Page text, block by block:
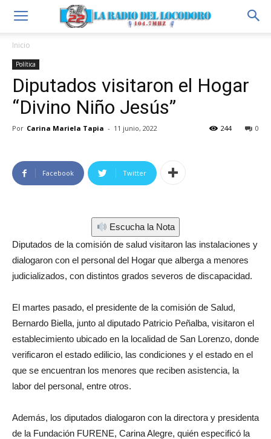
Inicio
Política
Diputados visitaron el Hogar
“Divino Niño Jesús”
Por Carina Mariela Tapia - 11 junio, 2022 0
244
Facebook Twitter
Escucha la Nota
Diputados de la comisión de salud visitaron las instalaciones y
dialogaron con el personal del Hogar que alberga a menores
judicializados, con distintos grados severos de discapacidad.
El martes pasado, el presidente de la comisión de Salud,
Bernardo Biella, junto al diputado Patricio Peñalba, visitaron el
establecimiento ubicado en la localidad de San Lorenzo, donde
verificaron el estado edilicio, las condiciones y el estado en el
que se encuentran los menores que reciben asistencia, la
labor del personal, entre otros.
Además, los diputados dialogaron con la directora y presidenta
de la Fundación FURENE, Carina Alegre, quién especificó la